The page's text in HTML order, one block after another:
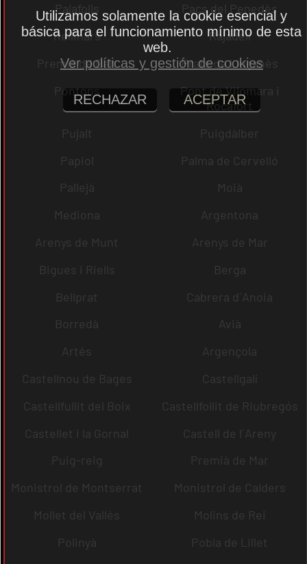
Palafolls
Pacs del Penedès
Rellinars
Rajadell
Premià de Dalt
Prats de Lluçanès
Pontons
Pont de Vilomara i
Rocafort
Pujalt
Puigdàlber
Papiol
Palma de Cervelló
Pallejà
Moià
Mediona
Argentona
Arenys de Munt
Arenys de Mar
Bigues i Riells
Berga
Bellprat
Cabrera d´Anoia
Borredà
Avià
Artés
Argençola
Castellnou de Bages
Castellgalí
Castellfullit del Boix
Castellfollit de Riubregós
Castellet i la Gornal
Castell de l´Areny
Puig-reig
Premià de Mar
Monistrol de Montserrat
Monistrol de Calders
Mollet del Vallès
Molins de Rei
Polinyà
Pobla de Lillet
Utilizamos solamente la cookie esencial y
básica para el funcionamiento mínimo de esta
web.
Ver políticas y gestión de cookies
RECHAZAR ACEPTAR